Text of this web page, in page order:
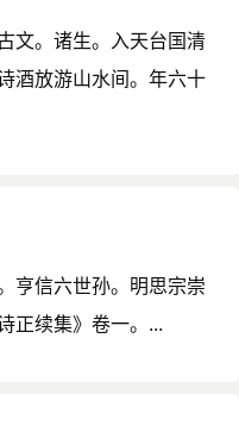
文。诸生。入天台国清
酒放游山水间。年六十
亨信六世孙。明思宗崇
正续集》卷一。...